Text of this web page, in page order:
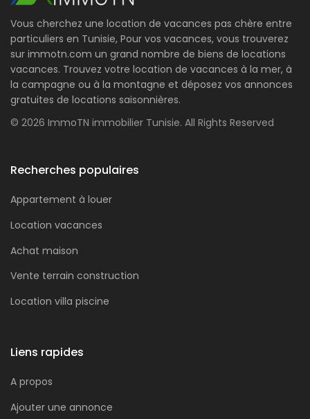
Vous cherchez une location de vacances pas chère entre
particuliers en Tunisie, Pour vos vacances, vous trouverez
sur immotn.com un grand nombre de biens de locations
vacances. Trouvez votre location de vacances à la mer, à
la campagne ou à la montagne et déposez vos annonces
gratuites de locations saisonnières.
© 2026 ImmoTN immobilier Tunisie. All Rights Reserved
Recherches populaires
Appartement à louer
Location vacances
Achat maison
Vente terrain construction
Location villa piscine
Liens rapides
A propos
Ajouter une annonce